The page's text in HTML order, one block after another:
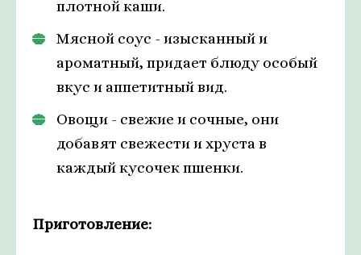
плотной каши.
Мясной соус - изысканный и
ароматный, придает блюду особый
вкус и аппетитный вид.
Овощи - свежие и сочные, они
добавят свежести и хруста в
каждый кусочек пшенки.
Приготовление: